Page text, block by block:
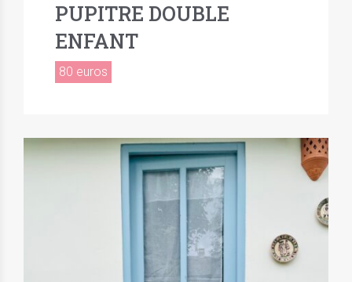
PUPITRE DOUBLE
ENFANT
80 euros